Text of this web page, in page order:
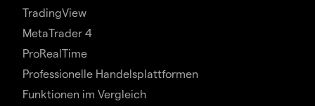
TradingView
MetaTrader 4
ProRealTime
Professionelle Handelsplattformen
Funktionen im Vergleich